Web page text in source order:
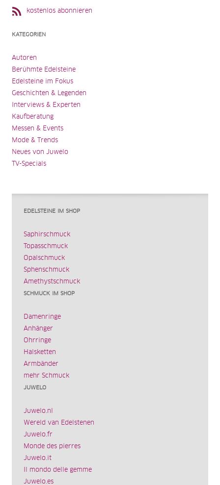
kostenlos abonnieren
KATEGORIEN
Autoren
Berühmte Edelsteine
Edelsteine im Fokus
Geschichten & Legenden
Interviews & Experten
Kaufberatung
Messen & Events
Mode & Trends
Neues von Juwelo
TV-Specials
EDELSTEINE IM SHOP
Saphirschmuck
Topasschmuck
Opalschmuck
Sphenschmuck
Amethystschmuck
SCHMUCK IM SHOP
Damenringe
Anhänger
Ohrringe
Halsketten
Armbänder
mehr Schmuck
JUWELO
Juwelo.nl
Wereld van Edelstenen
Juwelo.fr
Monde des pierres
Juwelo.it
Il mondo delle gemme
Juwelo.es